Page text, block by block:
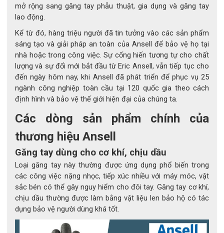
Phần vải nền có độ co giãn tốt, giúp găng tay ôm
sát bàn tay mà không gây cảm giác bí bách.
Lòng bàn tay phủ nitrile tạo khả năng chống trơn
trượt, đồng thời tăng độ bám khi thao tác với bề
mặt dầu, mỡ hoặc dụng cụ cơ khí.
Mu bàn tay và các ngón được trang bị lớp bảo vệ
va đập TPR (Thermoplastic Rubber) – một công
nghệ độc quyền của RINGERS, giúp hấp thụ và
phân tán lực va đập hiệu quả, hạn chế chấn thương
trong quá trình làm việc.
mở rộng sang găng tay phẫu thuật, gia dụng và găng tay
lao động.
Kể từ đó, hàng triệu người đã tin tưởng vào các sản phẩm
sáng tạo và giải pháp an toàn của Ansell để bảo vệ họ tại
nhà hoặc trong công việc. Sự cống hiến tương tự cho chất
lượng và sự đổi mới bắt đầu từ Eric Ansell, vẫn tiếp tục cho
đến ngày hôm nay, khi Ansell đã phát triển để phục vụ 25
ngành công nghiệp toàn cầu tại 120 quốc gia theo cách
định hình và bảo vệ thế giới hiện đại của chúng ta.
Các dòng sản phẩm chính của
thương hiệu Ansell
Găng tay dùng cho cơ khí, chịu dầu
Loại găng tay này thường được ứng dụng phổ biến trong
các công việc nặng nhọc, tiếp xúc nhiều với máy móc, vật
sắc bén có thể gây nguy hiểm cho đôi tay. Găng tay cơ khí,
chịu dầu thường được làm bằng vật liệu len bảo hộ có tác
dụng bảo vệ người dùng khá tốt.